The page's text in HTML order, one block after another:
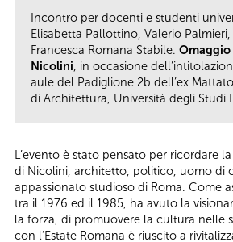
Incontro per docenti e studenti
Elisabetta Pallottino, Valerio
Francesca Romana Stabile. Omaggio
Nicolini, in occasione
aule del Padiglione 2b dell’ex
di Architettura, Università degli Studi
L’evento è stato pensato per ricordare
di Nicolini, architetto, politico, uomo di
appassionato studioso di Roma. Come
tra il 1976 ed il 1985, ha avuto la
la forza, di promuovere la cultura nelle
con l’Estate Romana è riuscito a